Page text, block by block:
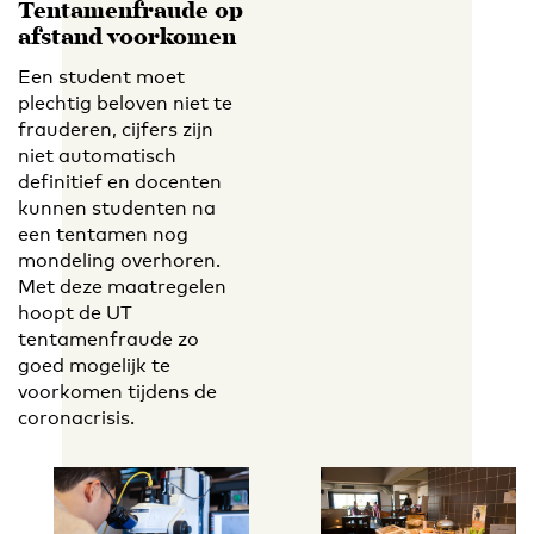
Tentamenfraude op
afstand voorkomen
Een student moet
plechtig beloven niet te
frauderen, cijfers zijn
niet automatisch
definitief en docenten
kunnen studenten na
een tentamen nog
mondeling overhoren.
Met deze maatregelen
hoopt de UT
tentamenfraude zo
goed mogelijk te
voorkomen tijdens de
coronacrisis.